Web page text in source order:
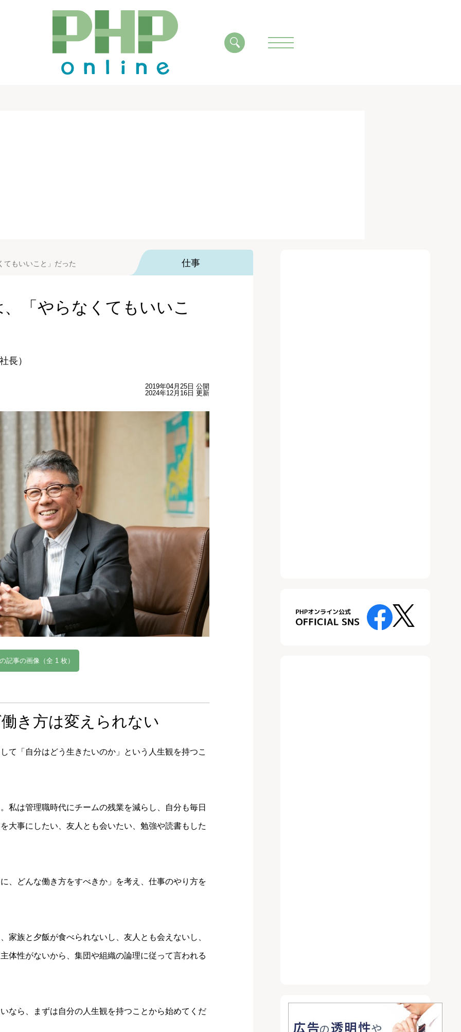
てもいいこと」だった 仕事
「やらなくてもいいこ
長）
2019年04月25日 公開
2024年12月16日 更新
記事の画像（全 1 枚）
き方は変えられない
て「自分はどう生きたいのか」という人生観を持つこ
私は管理職時代にチームの残業を減らし、自分も毎日
大事にしたい、友人とも会いたい、勉強や読書もした
、どんな働き方をすべきか」を考え、仕事のやり方を
家族と夕飯が食べられないし、友人とも会えないし、
体性がないから、集団や組織の論理に従って言われる
なら、まずは自分の人生観を持つことから始めてくだ